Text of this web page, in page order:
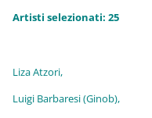
Artisti selezionati: 25
Liza Atzori,
Luigi Barbaresi (Ginob),